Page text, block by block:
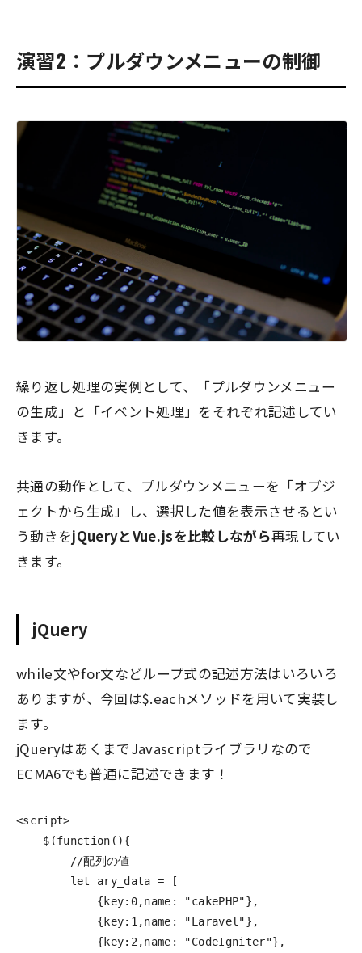
演習2：プルダウンメニューの制御
繰り返し処理の実例として、「プルダウンメニュー
の生成」と「イベント処理」をそれぞれ記述してい
きます。
共通の動作として、プルダウンメニューを「オブジ
ェクトから生成」し、選択した値を表示させるとい
う動きをjQueryとVue.jsを比較しながら再現してい
きます。
jQuery
while文やfor文などループ式の記述方法はいろいろ
ありますが、今回は$.eachメソッドを用いて実装し
ます。
jQueryはあくまでJavascriptライブラリなので
ECMA6でも普通に記述できます！
<script>
$ (function (){
//配列の値
let
ary_data =
[
{key: 0,name : "cakePHP"},
{key: 1 ,name : "Laravel "},
{key: 2 ,name : "CodeIgniter"},